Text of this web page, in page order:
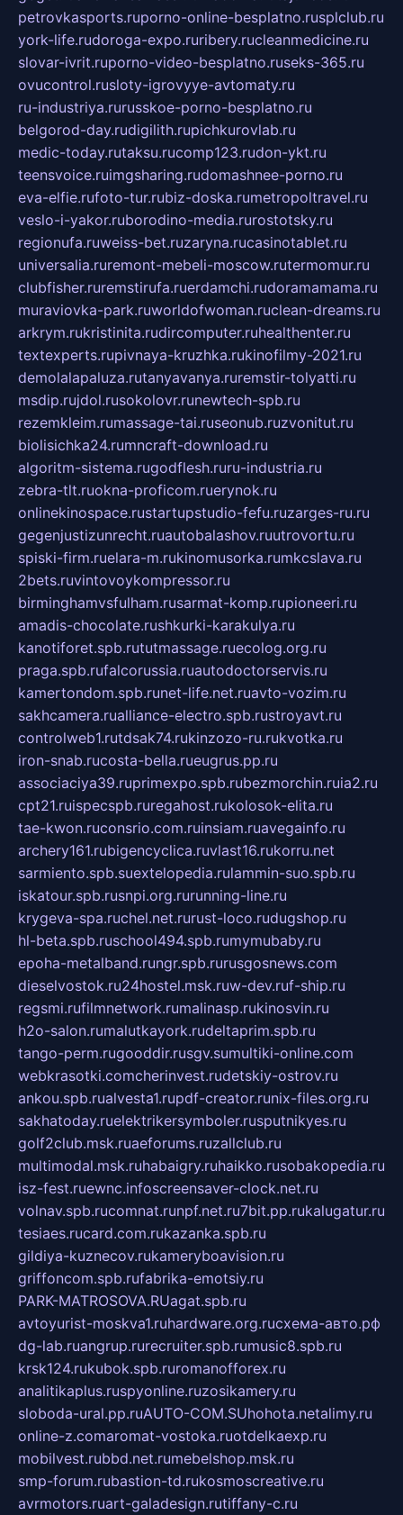
petrovkasports.ruporno-online-besplatno.rusplclub.ru
york-life.rudoroga-expo.ruribery.rucleanmedicine.ru
slovar-ivrit.ruporno-video-besplatno.ruseks-365.ru
ovucontrol.rusloty-igrovyye-avtomaty.ru
ru-industriya.rurusskoe-porno-besplatno.ru
belgorod-day.rudigilith.rupichkurovlab.ru
medic-today.rutaksu.rucomp123.rudon-ykt.ru
teensvoice.ruimgsharing.rudomashnee-porno.ru
eva-elfie.rufoto-tur.rubiz-doska.rumetropoltravel.ru
veslo-i-yakor.ruborodino-media.rurostotsky.ru
regionufa.ruweiss-bet.ruzaryna.rucasinotablet.ru
universalia.ruremont-mebeli-moscow.rutermomur.ru
clubfisher.ruremstirufa.ruerdamchi.rudoramamama.ru
muraviovka-park.ruworldofwoman.ruclean-dreams.ru
arkrym.rukristinita.rudircomputer.ruhealthenter.ru
textexperts.rupivnaya-kruzhka.rukinofilmy-2021.ru
demolalapaluza.rutanyavanya.ruremstir-tolyatti.ru
msdip.rujdol.rusokolovr.runewtech-spb.ru
rezemkleim.rumassage-tai.ruseonub.ruzvonitut.ru
biolisichka24.rumncraft-download.ru
algoritm-sistema.rugodflesh.ruru-industria.ru
zebra-tlt.ruokna-proficom.ruerynok.ru
onlinekinospace.rustartupstudio-fefu.ruzarges-ru.ru
gegenjustizunrecht.ruautobalashov.ruutrovortu.ru
spiski-firm.ruelara-m.rukinomusorka.rumkcslava.ru
2bets.ruvintovoykompressor.ru
birminghamvsfulham.rusarmat-komp.rupioneeri.ru
amadis-chocolate.rushkurki-karakulya.ru
kanotiforet.spb.rututmassage.ruecolog.org.ru
praga.spb.rufalcorussia.ruautodoctorservis.ru
kamertondom.spb.runet-life.net.ruavto-vozim.ru
sakhcamera.rualliance-electro.spb.rustroyavt.ru
controlweb1.rutdsak74.rukinzozo-ru.rukvotka.ru
iron-snab.rucosta-bella.rueugrus.pp.ru
associaciya39.ruprimexpo.spb.rubezmorchin.ruia2.ru
cpt21.ruispecspb.ruregahost.rukolosok-elita.ru
tae-kwon.ruconsrio.com.ruinsiam.ruavegainfo.ru
archery161.rubigencyclica.ruvlast16.rukorru.net
sarmiento.spb.suextelopedia.rulammin-suo.spb.ru
iskatour.spb.rusnpi.org.rurunning-line.ru
krygeva-spa.ruchel.net.rurust-loco.rudugshop.ru
hl-beta.spb.ruschool494.spb.rumymubaby.ru
epoha-metalband.rungr.spb.rurusgosnews.com
dieselvostok.ru24hostel.msk.ruw-dev.ruf-ship.ru
regsmi.rufilmnetwork.rumalinasp.rukinosvin.ru
h2o-salon.rumalutkayork.rudeltaprim.spb.ru
tango-perm.rugooddir.rusgv.sumultiki-online.com
webkrasotki.comcherinvest.rudetskiy-ostrov.ru
ankou.spb.rualvesta1.rupdf-creator.runix-files.org.ru
sakhatoday.ruelektrikersymboler.rusputnikyes.ru
golf2club.msk.ruaeforums.ruzallclub.ru
multimodal.msk.ruhabaigry.ruhaikko.rusobakopedia.ru
isz-fest.ruewnc.infoscreensaver-clock.net.ru
volnav.spb.rucomnat.runpf.net.ru7bit.pp.rukalugatur.ru
tesiaes.rucard.com.rukazanka.spb.ru
gildiya-kuznecov.rukameryboavision.ru
griffoncom.spb.rufabrika-emotsiy.ru
PARK-MATROSOVA.RUagat.spb.ru
avtoyurist-moskva1.ruhardware.org.ruсхема-авто.рф
dg-lab.ruangrup.rurecruiter.spb.rumusic8.spb.ru
krsk124.rukubok.spb.ruromanofforex.ru
analitikaplus.ruspyonline.ruzosikamery.ru
sloboda-ural.pp.ruAUTO-COM.SUhohota.netalimy.ru
online-z.comaromat-vostoka.ruotdelkaexp.ru
mobilvest.rubbd.net.rumebelshop.msk.ru
smp-forum.rubastion-td.rukosmoscreative.ru
avrmotors.ruart-galadesign.rutiffany-c.ru